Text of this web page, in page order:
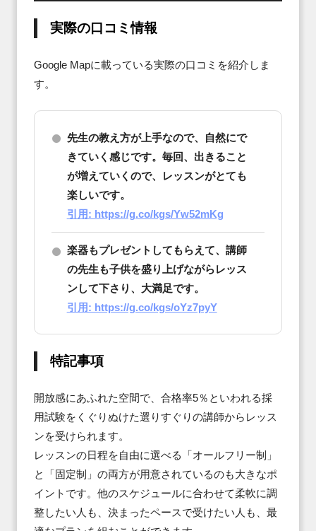
実際の口コミ情報
Google Mapに載っている実際の口コミを紹介しま
す。
先生の教え方が上手なので、自然にで
きていく感じです。毎回、出きること
が増えていくので、レッスンがとても
楽しいです。
引用: https://g.co/kgs/Yw52mKg
楽器もプレゼントしてもらえて、講師
の先生も子供を盛り上げながらレッス
ンして下さり、大満足です。
引用: https://g.co/kgs/oYz7pyY
特記事項
開放感にあふれた空間で、合格率5％といわれる採
用試験をくぐりぬけた選りすぐりの講師からレッス
ンを受けられます。
レッスンの日程を自由に選べる「オールフリー制」
と「固定制」の両方が用意されているのも大きなポ
イントです。他のスケジュールに合わせて柔軟に調
整したい人も、決まったペースで受けたい人も、最